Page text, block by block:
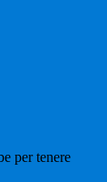
per tenere